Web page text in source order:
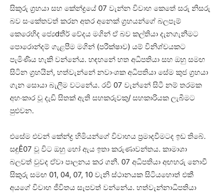
සිකුරු ග්‍රහයා සහ කේන්ද්‍රයේ 07 වැන්න විවාහ කෙතේ සරු නිසරු
බව සංකේතවත් කරන අතර අනෙක්‌ ග්‍රහයන්ගේ බලපෑම්
කෙරෙහිද ජ්‍යෙdතීර් වේදය මගින් ඒ බව කල්තියා දැනගැනීමට
පොරොන්දම් ගැළපීම මගින් (පරීක්‌ෂාව) යම් විනිශ්චයකට
පැමිණිය හැකි වන්නේය. හඳහනේ හත අධිපතියා සහ ඔහු සමඟ
සිටින ග්‍රහයින්, හත්වැන්නේ නවාංශක අධිපතියා සේම කුජ ග්‍රහයා
ගැන සොයා බැලීම වටනේය. රවි 07 වැන්නේ සිටී නම් තරමක
අහංකාර වූ දැඩි සිතක්‌ ඇති සහකරුවකු/ සහකාරියක ලැබීමට
පුළුවන.
එසේම එවන් කේන්ද්‍ර හිමියන්ගේ විවාහය ප්‍රමාදවීමටද ඉඩ තිබේ.
සඳුÊ07 වූ විට ඔහු හෝ ඇය ඉතා කරුණාවන්තය. කාමාශා
බලවත් වුවද ඒවා පාලනය කර ගනී. 07 අධිපතියා අඟහරු නොවී
සිකුරු සමඟ 01, 04, 07, 10 වැනි ස්‌ථානයක සිටියහොත් එකී
අයගේ විවාහ ජීවිතය සැපවත් වන්නේය. හත්වැන්නාධිපතියා